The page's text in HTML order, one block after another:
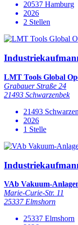
20537 Hamburg
2026
2 Stellen
LMT Tools Global
Grabauer Straße 24
21493 Schwarzenbek
21493
2026
1 Stelle
VAb Vakuum-
Marie-Curie-Str. 11
25337 Elmshorn
25337 Elmshorn